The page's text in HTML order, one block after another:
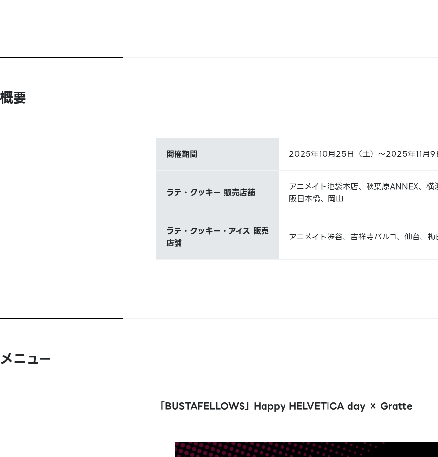
概要
開催期間 2025年10月25日（土）～2025年11月9
ラテ・クッキー 販売店舗
アニメイト池袋本店、秋葉原ANNEX、横
阪日本橋、岡山
ラテ・クッキー・アイス 販売
店舗
アニメイト渋谷、吉祥寺パルコ、仙台、梅
メニュー
「BUSTAFELLOWS」Happy HELVETICA day × Gratte